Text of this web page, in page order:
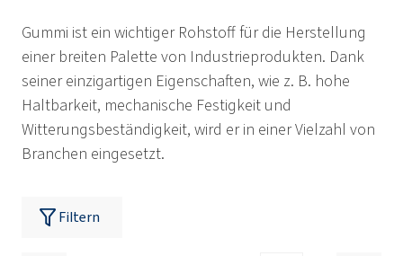
Gummi ist ein wichtiger Rohstoff für die Herstellung
einer breiten Palette von Industrieprodukten. Dank
seiner einzigartigen Eigenschaften, wie z. B. hohe
Haltbarkeit, mechanische Festigkeit und
Witterungsbeständigkeit, wird er in einer Vielzahl von
Branchen eingesetzt.
Filtern